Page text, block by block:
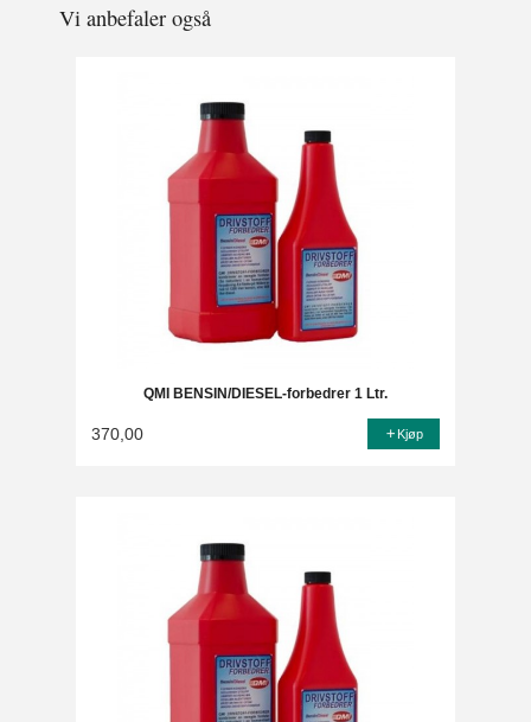
Vi anbefaler også
QMI BENSIN/DIESEL-forbedrer 1 Ltr.
370,00 Kjøp